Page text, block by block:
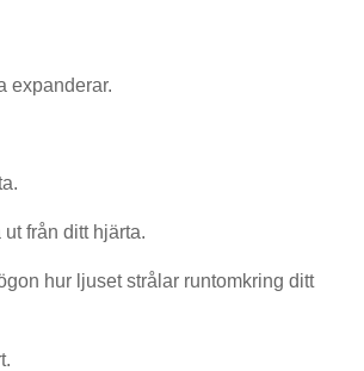
expanderar.
från ditt hjärta.
hur ljuset strålar runtomkring ditt